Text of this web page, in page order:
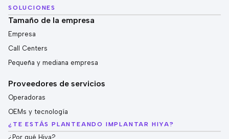
SOLUCIONES
Tamaño de la empresa
Empresa
Call Centers
Pequeña y mediana empresa
Proveedores de servicios
Operadoras
OEMs y tecnología
¿TE ESTÁS PLANTEANDO IMPLANTAR HIYA?
¿Por qué Hiya?